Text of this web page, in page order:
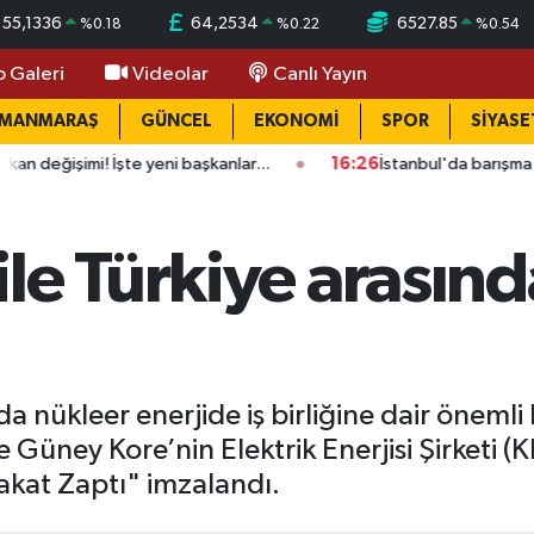
55,1336 %0.18 64,2534 %0.22 6527.85 %0.54
Galeri Videolar Canlı Yayın
GÜNCEL EKONOMİ SPOR
İşte yeni başkanlar... 16:26 İstanbul'da barışma
Türkiye
nükleer enerjide iş birliğine dair önemli
Güney Kore’nin Elektrik Enerjisi Şirketi
Zaptı" imzalandı.